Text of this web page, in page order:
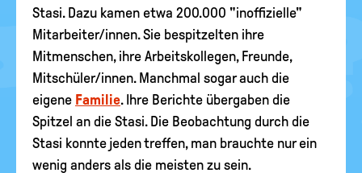
Stasi. Dazu kamen etwa 200.000 "inoffizielle"
Mitarbeiter/innen. Sie bespitzelten ihre
Mitmenschen, ihre Arbeitskollegen, Freunde,
Mitschüler/innen. Manchmal sogar auch die
eigene Familie. Ihre Berichte übergaben die
Spitzel an die Stasi. Die Beobachtung durch die
Stasi konnte jeden treffen, man brauchte nur ein
wenig anders als die meisten zu sein.